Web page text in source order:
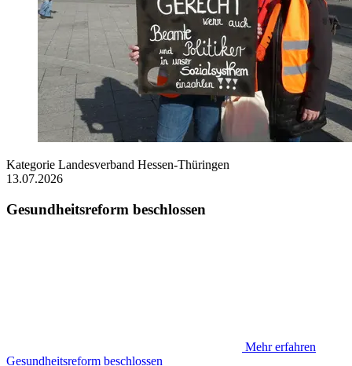
Kategorie Landesverband Hessen-Thüringen
13.07.2026
Gesundheitsreform beschlossen
Mehr erfahren
Gesundheitsreform beschlossen